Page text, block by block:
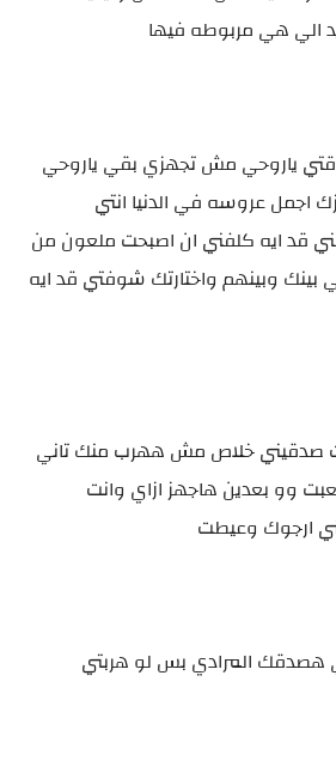
الي هي مربوطه فيها
ياروحي مش تجهزي بقي ياروحي
اجمل عروسه في الدنيا انتي
قد ايه كلفني ان اصبحت ملعون من
بينك وبينهم واختارتك شوفتي قد ايه
صدقيني خلاص مش ههرب منك تاني
وو بعدين هاجهز ازاي وانت
ارجوك وعيطت
المرادي بس لو هربتي